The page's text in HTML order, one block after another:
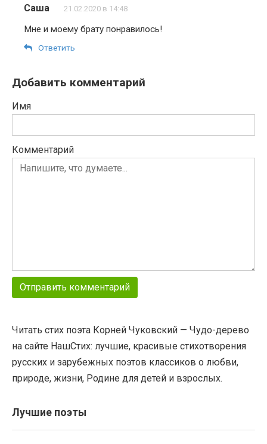
Саша 21.02.2020 в 14:48
Мне и моему брату понравилось!
Ответить
Добавить комментарий
Имя
Комментарий
Читать стих поэта Корней Чуковский — Чудо-дерево
на сайте НашСтих: лучшие, красивые стихотворения
русских и зарубежных поэтов классиков о любви,
природе, жизни, Родине для детей и взрослых.
Лучшие поэты